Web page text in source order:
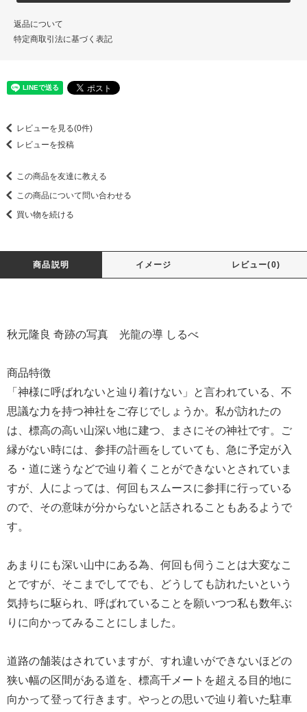
返品について
特定商取引法に基づく表記
レビューを見る(0件)
レビューを投稿
この商品を友達に教える
この商品について問い合わせる
買い物を続ける
商品説明 イメージ レビュー(0)
秋元隆良 奇跡の写真 光龍の導 しるべ
商品特徴
「神様に呼ばれないと辿り着けない」と言われている、不
思議な力を持つ神社をご存じでしょうか。私が訪れたの
は、標高の高い山深い地に建つ、まさにその神社です。ご
縁がない時には、参拝の計画をしていても、急に予定が入
る・道に迷うなどで辿り着くことができないとされていま
すが、人によっては、何回もスムースに参拝に行っている
ので、その意味が分からないと話されることもあるようで
す。
あまりにも深い山中にある為、何回も伺うことは大変なこ
とですが、そこまでしてでも、どうしても訪れたいという
気持ちに駆られ、呼ばれていることを願いつつ私も数年ぶ
りに向かってみることにしました。
道路の舗装はされていますが、すれ違いができないほどの
狭い幅の区間がある道を、標高千メートを超える目的地に
向かって登って行きます。やっとの思いで辿り着いた駐車